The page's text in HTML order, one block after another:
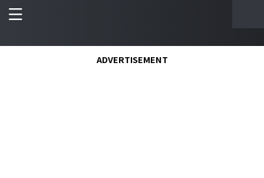
ADVERTISEMENT